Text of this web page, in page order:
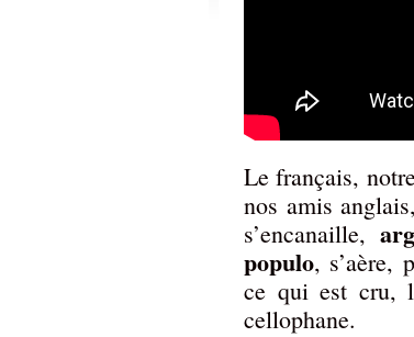
Le français,
nos amis
s’encanaille,
populo, s’aère,
ce qui est cru,
cellophane.